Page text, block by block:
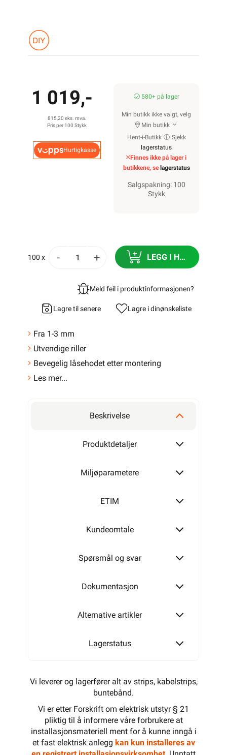
1 019,-
815,20 eks. mva.
Pris per 100 Stykk
Hurtigkasse
580+ på lager
Min butikk ikke valgt, velg
Min butikk
Hent-i-Butikk
Sjekk
lagerstatus
Finnes ikke på lager i
butikkene, se lagerstatus
Salgspakning: 100
Stykk
100 x - + LEGG I HANDLEKURV
Meld feil i produktinformasjonen?
Lagre til senere Lagre i dinønskeliste
Fra 1-3 mm
Utvendige riller
Bevegelig låsehodet etter montering
Les mer...
Beskrivelse
Produktdetaljer
Miljøparametere
ETIM
Kundeomtale
Spørsmål og svar
Dokumentasjon
Alternative artikler
Lagerstatus
Vi leverer og lagerfører alt av strips, kabelstrips,
buntebånd.
Vi er etter Forskrift om elektrisk utstyr § 21
pliktig til å informere våre forbrukere at
installasjonsmateriell ment for å kunne inngå i
et fast elektrisk anlegg kan kun installeres av